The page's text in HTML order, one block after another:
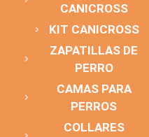
CANICROSS
KIT CANICROSS
ZAPATILLAS DE
PERRO
CAMAS PARA
PERROS
COLLARES